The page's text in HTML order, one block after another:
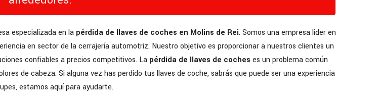
especializada en la pérdida de llaves de coches en Molins de Rei. Somos una empresa líder en
en sector de la cerrajería automotriz. Nuestro objetivo es proporcionar a nuestros clientes un
confiables a precios competitivos. La pérdida de llaves de coches es un problema común
de cabeza. Si alguna vez has perdido tus llaves de coche, sabrás que puede ser una experiencia
estamos aquí para ayudarte.